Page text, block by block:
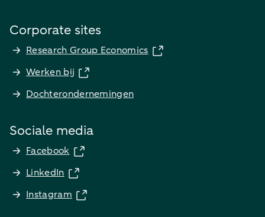
Corporate sites
Research Group Economics
Werken bij
Dochterondernemingen
Sociale media
Facebook
LinkedIn
Instagram